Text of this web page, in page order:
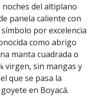
del altiplano
panela caliente con
por excelencia
como abrigo
manta cuadrada o
virgen, sin mangas y
que se pasa la
en Boyacá.